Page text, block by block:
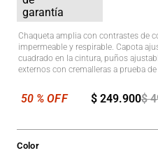
Chaqueta amplia con contrastes de
impermeable y respirable. Capota
cuadrado en la cintura, puños
externos con cremalleras a prueba
$
$ 249.900
Color